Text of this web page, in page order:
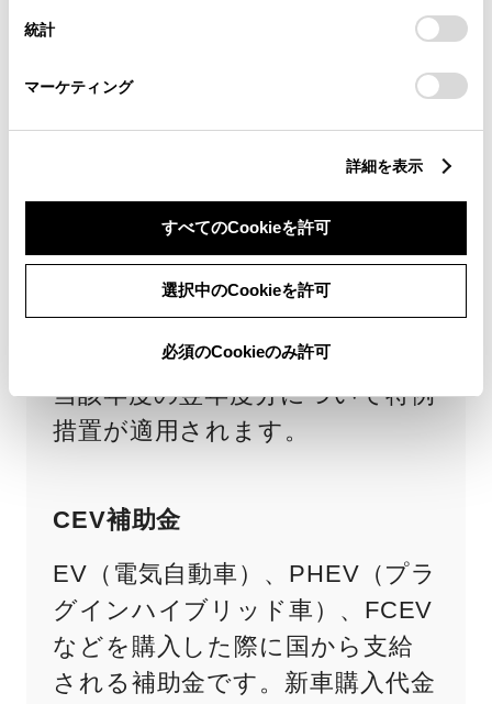
設定の変更、同意を撤回したりするにあたっては、当社の
「Cookie（クッキー）情報の取り扱いについて
」をご覧くだ
統計
マーケティング
詳細を表示
すべてのCookieを許可
選択中のCookieを許可
必須のCookieのみ許可
適用（1回限り）されます。
グリーン化特例
電気自動車、燃料自動車、プラグ
インハイブリッド車、または天
然ガス自動車の自動車税が優遇さ
下記適用期間中に対象車両の新車
新規登録等を行った場合に限り、
当該年度の翌年度分について特例
措置が適用されます。
CEV補助金
EV（電気自動車）、PHEV（プラ
グインハイブリッド車）、FCEV
などを購入した際に国から支給
される補助金です。新車購入代金